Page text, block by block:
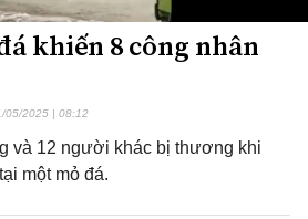
khiến 8 công nhân
05/2025 | 08:12
và 12 người khác bị thương khi
một mỏ đá.